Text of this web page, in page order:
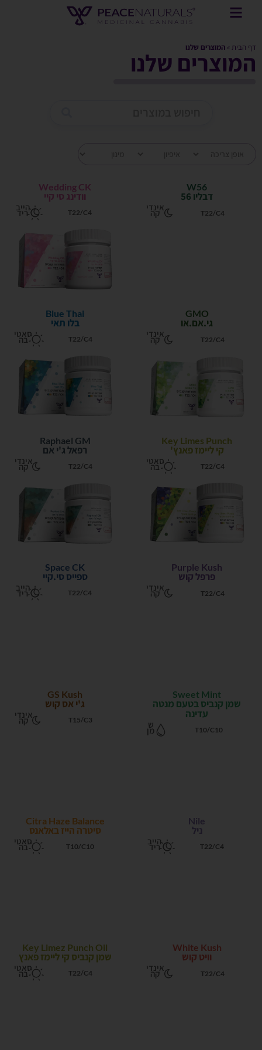
דף הבית » המוצרים שלנו
המוצרים שלנו
W56
דבליו 56
T22/C4
אינדי
קה
Wedding CK
וודינג סי קיי
T22/C4 הייב
ריד
GMO
גי.אם.או
T22/C4
אינדי
קה
Blue Thai
בלו תאי
T22/C4 סאטי
בה
Key Limes Punch
קי ליימז פאנץ'
T22/C4 סאטי
בה
Raphael GM
רפאל ג'י אם
T22/C4
אינדי
קה
Purple Kush
פרפל קוש
T22/C4
אינדי
קה
Space CK
ספייס סי.קיי
T22/C4 הייב
ריד
Sweet Mint
שמן קנביס בטעם מנטה
עדינה
T10/C10 ש
מן
GS Kush
ג'י אס קוש
T15/C3
אינדי
קה
Nile
ניל
T22/C4 הייב
ריד
Citra Haze Balance
סיטרה הייז באלאנס
T10/C10 סאטי
בה
White Kush
וויט קוש
T22/C4
אינדי
קה
Key Limez Punch Oil
שמן קנביס קי ליימז פאנץ
T22/C4 סאטי
בה